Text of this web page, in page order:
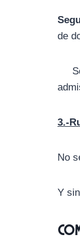
de
Se
3.-
No
Y